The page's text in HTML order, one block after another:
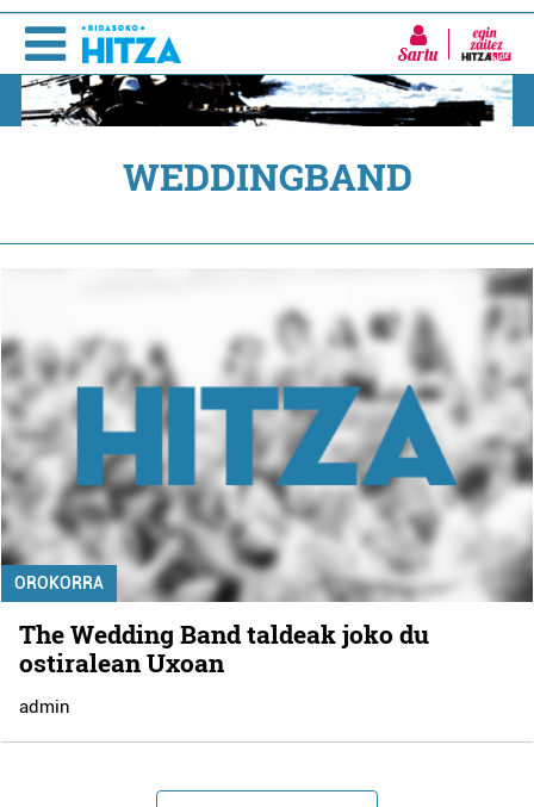
Sartu
WEDDINGBAND
OROKORRA
The Wedding Band taldeak joko du
ostiralean Uxoan
admin